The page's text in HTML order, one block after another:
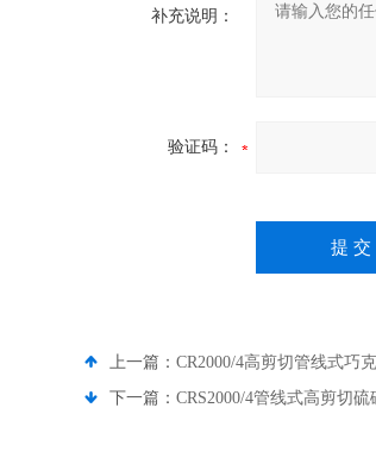
补充说明：
验证码：
上一篇： CR2000/4高剪切管线式巧
下一篇： CRS2000/4管线式高剪切